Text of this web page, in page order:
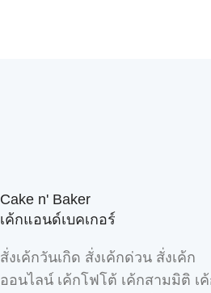
Cake n' Baker
เค้กแอนด์เบคเกอร์
สั่งเค้กวันเกิด สั่งเค้กด่วน สั่งเค้ก
ออนไลน์ เค้กโฟโต้ เค้กสามมิติ เ